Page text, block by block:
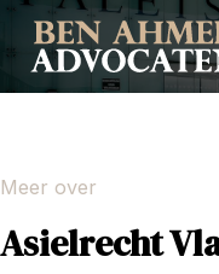
Meer over
Asielrecht